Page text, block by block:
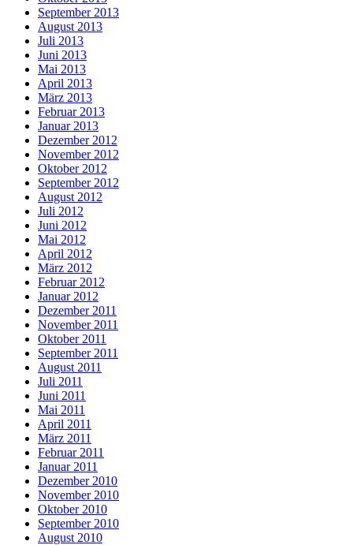
September 2013
August 2013
Juli 2013
Juni 2013
Mai 2013
April 2013
März 2013
Februar 2013
Januar 2013
Dezember 2012
November 2012
Oktober 2012
September 2012
August 2012
Juli 2012
Juni 2012
Mai 2012
April 2012
März 2012
Februar 2012
Januar 2012
Dezember 2011
November 2011
Oktober 2011
September 2011
August 2011
Juli 2011
Juni 2011
Mai 2011
April 2011
März 2011
Februar 2011
Januar 2011
Dezember 2010
November 2010
Oktober 2010
September 2010
August 2010